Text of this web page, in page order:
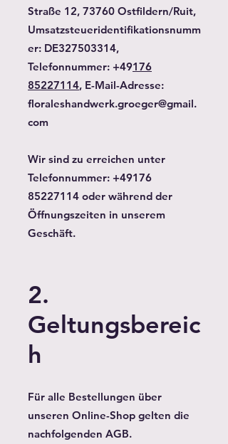
Straße 12, 73760 Ostfildern/Ruit,
Umsatzsteueridentifikationsnumm
er: DE327503314,
Telefonnummer: +49176
85227114, E-Mail-Adresse:
floraleshandwerk.groeger@gmail.
com
Wir sind zu erreichen unter
Telefonnummer: +49176
85227114 oder während der
Öffnungszeiten in unserem
Geschäft.
2.
Geltungsbereic
h
Für alle Bestellungen über
unseren Online-Shop gelten die
nachfolgenden AGB.